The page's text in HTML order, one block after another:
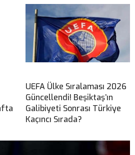
UEFA Ülke Sıralaması 2026
Güncellendi! Beşiktaş’ın
Galibiyeti Sonrası Türkiye
Kaçıncı Sırada?